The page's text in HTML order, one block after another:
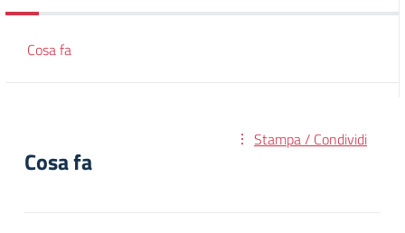
Cosa fa
Stampa / Condividi
Cosa fa